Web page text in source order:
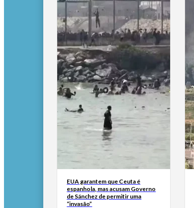
EUA garantem que Ceuta é
espanhola, mas acusam Governo
de Sánchez de permitir uma
“invasão”